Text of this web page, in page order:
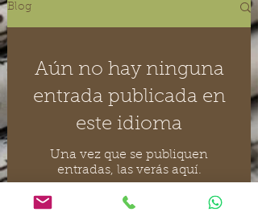
Blog
Aún no hay ninguna
entrada publicada en
este idioma
Una vez que se publiquen
entradas, las verás aquí.